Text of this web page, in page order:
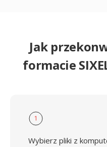
Jak
formacie
1
Wybierz pliki z